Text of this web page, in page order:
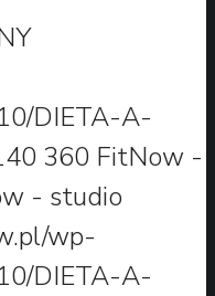
DIETA-A-
360 FitNow -
- studio
wp-
DIETA-A-